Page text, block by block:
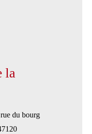
la
du bourg